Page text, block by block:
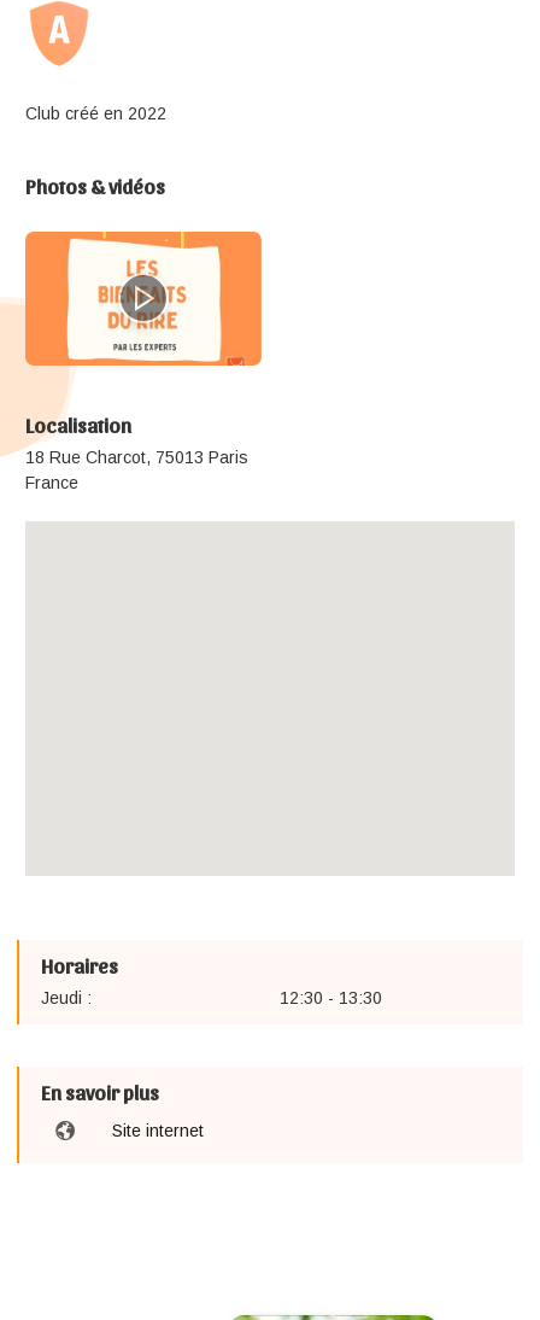
Club créé en 2022
Photos & vidéos
Localisation
18 Rue Charcot, 75013 Paris
France
Horaires
Jeudi : 12:30 - 13:30
En savoir plus
Site internet